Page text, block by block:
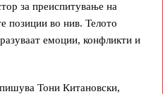
за преиспитување на
позиции во нив. Телото
емоции, конфликти и
Тони Китановски,